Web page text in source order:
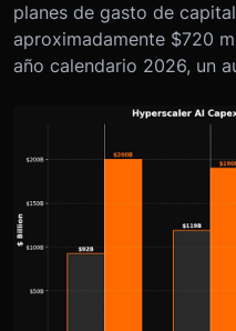
planes de gasto de
aproximadamente $720
año calendario 2026, un